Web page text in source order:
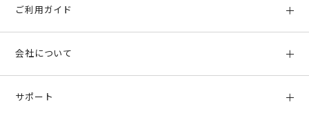
ご利用ガイド
お支払い方法、配送について
会社について
サポート